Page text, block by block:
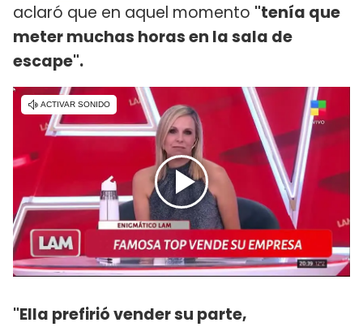
aclaró que en aquel momento "tenía que
meter muchas horas en la sala de
escape".
"Ella prefirió vender su parte,